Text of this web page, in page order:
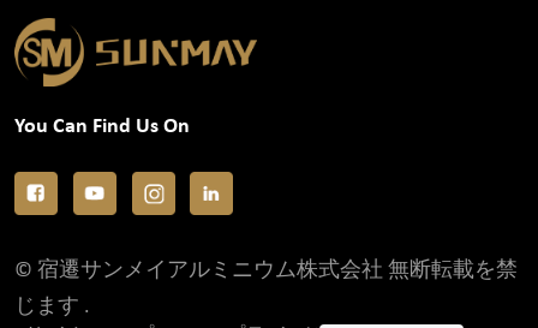
You Can Find Us On
© 宿遷サンメイアルミニウム株式会社 無断転載を禁
じます .